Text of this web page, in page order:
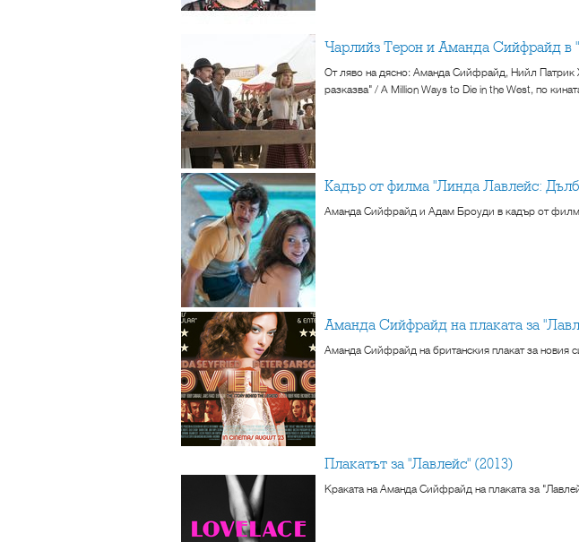
Чарлийз Терон и Аманда Сийфрайд в
От ляво на дясно: Аманда Сийфрайд, Нийл
разказва" / A Million Ways to Die in the West, по
Кадър от филма "Линда Лавлейс:
Аманда Сийфрайд и Адам Броуди в кадър от
Аманда Сийфрайд на плаката за
Аманда Сийфрайд на британския плакат за новия
Плакатът за "Лавлейс" (2013)
Краката на Аманда Сийфрайд на плаката за